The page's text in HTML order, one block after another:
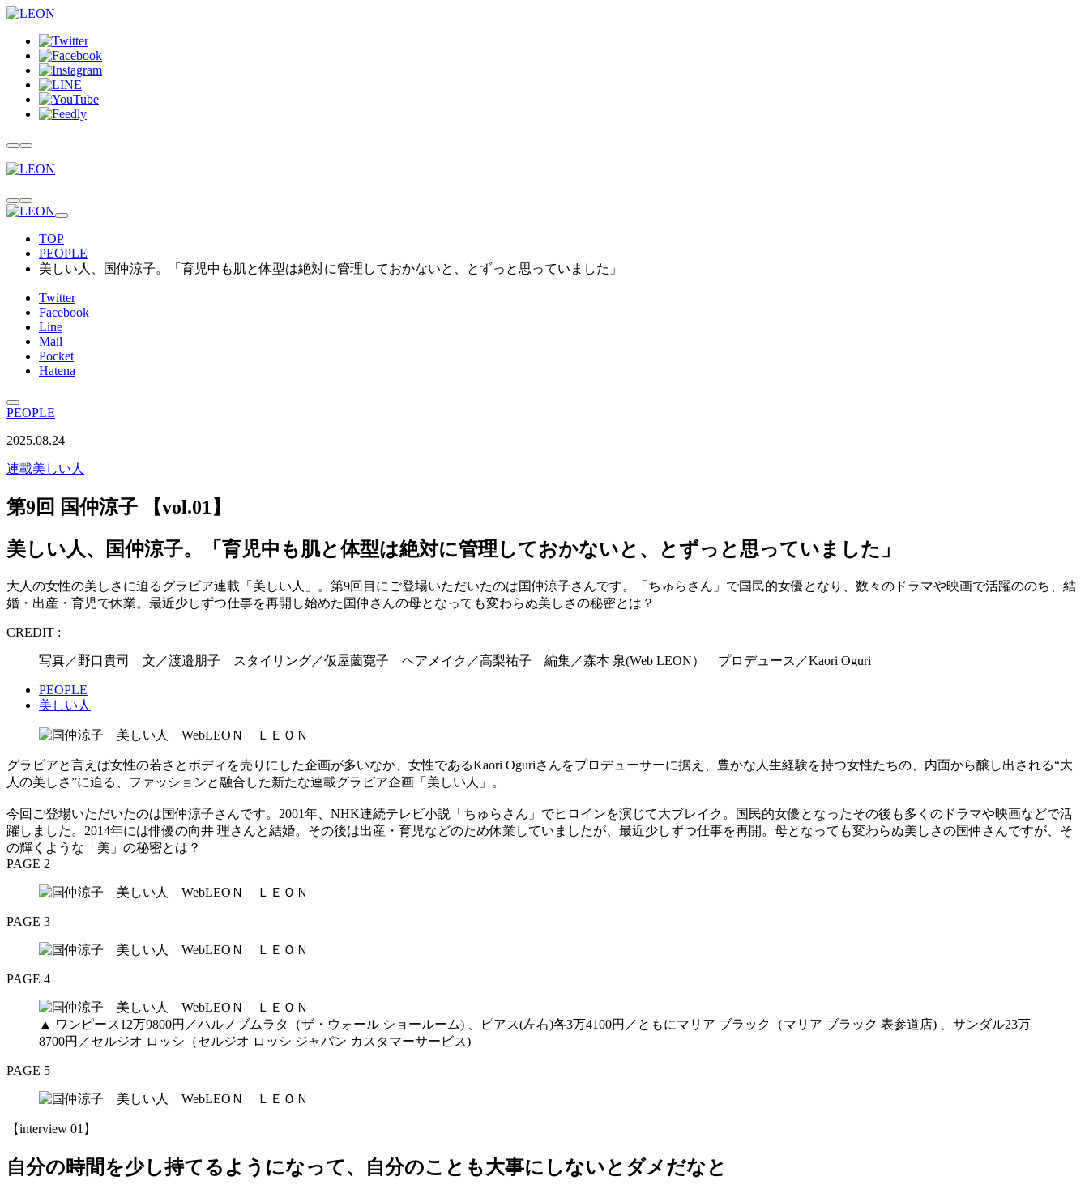
TOP
PEOPLE
美しい人、国仲涼子。「育児中も肌と体型は絶対に管理しておかないと、とずっと思っていました」
Twitter
Facebook
Line
Mail
Pocket
Hatena
PEOPLE
2025.08.24
連載美しい人
第9回 国仲涼子 【vol.01】
美しい人、国仲涼子。「育児中も肌と体型は絶対に管理しておかないと、とずっと思っていました」
大人の女性の美しさに迫るグラビア連載「美しい人」。第9回目にご登場いただいたのは国仲涼子さんです。「ちゅらさん」で国民的女優となり、数々のドラマや映画で活躍ののち、結
婚・出産・育児で休業。最近少しずつ仕事を再開し始めた国仲さんの母となっても変わらぬ美しさの秘密とは？
CREDIT :
写真／野口貴司 文／渡邉朋子 スタイリング／仮屋薗寛子 ヘアメイク／高梨祐子 編集／森本 泉(Web LEON） プロデュース／Kaori Oguri
PEOPLE
美しい人
グラビアと言えば女性の若さとボディを売りにした企画が多いなか、女性であるKaori Oguriさんをプロデューサーに据え、豊かな人生経験を持つ女性たちの、内面から醸し出される“大
人の美しさ”に迫る、ファッションと融合した新たな連載グラビア企画「美しい人」。
今回ご登場いただいたのは国仲涼子さんです。2001年、NHK連続テレビ小説「ちゅらさん」でヒロインを演じて大ブレイク。国民的女優となったその後も多くのドラマや映画などで活
躍しました。2014年には俳優の向井 理さんと結婚。その後は出産・育児などのため休業していましたが、最近少しずつ仕事を再開。母となっても変わらぬ美しさの国仲さんですが、そ
の輝くような「美」の秘密とは？
PAGE 2
PAGE 3
PAGE 4
▲ ワンピース12万9800円／ハルノブムラタ（ザ・ウォール ショールーム) 、ピアス(左右)各3万4100円／ともにマリア ブラック（マリア ブラック 表参道店) 、サンダル23万
8700円／セルジオ ロッシ（セルジオ ロッシ ジャパン カスタマーサービス)
PAGE 5
【interview 01】
自分の時間を少し持てるようになって、自分のことも大事にしないとダメだなと